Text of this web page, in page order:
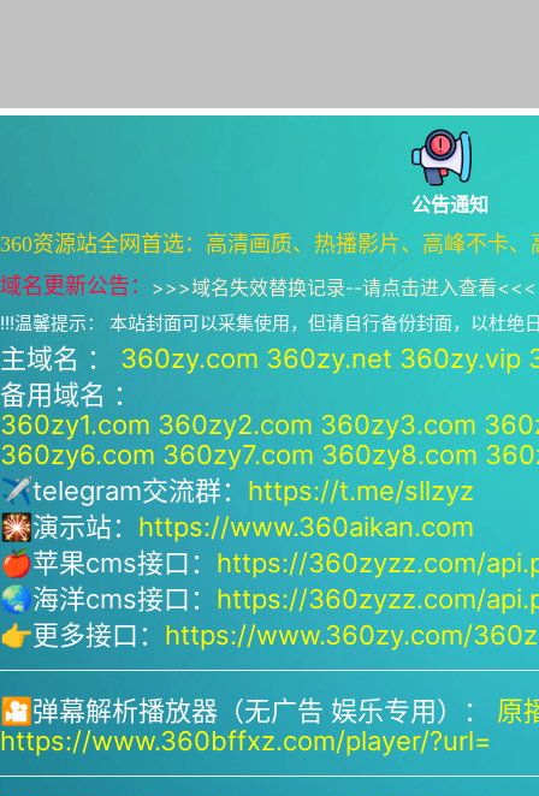
公告通知
360资源站全网首选：高清画质、热播影片、高峰不卡
域名更新公告： >>>域名失效替换记录--请点击进入查看<<<
!!!温馨提示： 本站封面可以采集使用，但请自行备份封面，以杜绝
主域名 ： 360zy.com 360zy.net 360zy.vip
备用域名 ：
360zy1.com 360zy2.com 360zy3.com
360zy6.com 360zy7.com 360zy8.com
✈telegram交流群： https://t.me/sllzyz
🎇演示站： https://www.360aikan.com
🍎苹果cms接口： https://360zyzz.com/
🌏海洋cms接口： https://360zyzz.com/
👉更多接口： https://www.360zy.com/
🎦弹幕解析播放器（无广告 娱乐专用）： 原
https://www.360bffxz.com/player/?url=